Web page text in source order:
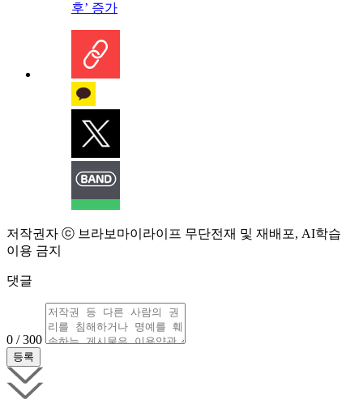
후’ 증가
저작권자 ⓒ 브라보마이라이프 무단전재 및 재배포, AI학습
이용 금지
댓글
0 / 300